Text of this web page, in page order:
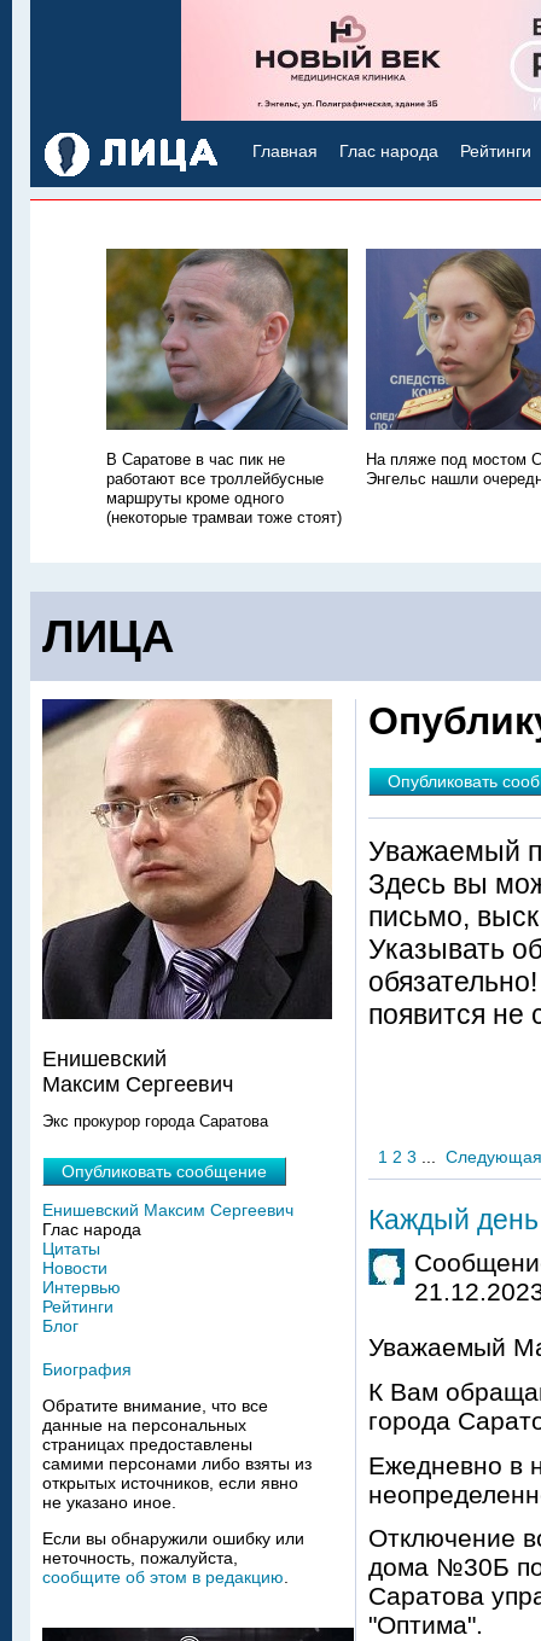
Главная Глас народа Рейтинги
В Саратове в час пик не
работают все троллейбусные
маршруты кроме одного
(некоторые трамваи тоже стоят)
На пляже под мостом
Энгельс нашли
ЛИЦА
Опубликовать
Уважаемый
Здесь вы
письмо,
Указывать
появится не
1 2 3 Следующая
Каждый день
Уважаемый
К Вам
города
Ежедневно в
Отключение
дома №30Б
Саратова
"Оптима".
Енишевский
Максим Сергеевич
Экс прокурор города Саратова
Опубликовать сообщение
Енишевский Максим Сергеевич
Глас народа
Цитаты
Новости
Интервью
Рейтинги
Блог
Биография
Обратите внимание, что все
данные на персональных
страницах предоставлены
самими персонами либо взяты из
открытых источников, если явно
не указано иное.
Если вы обнаружили ошибку или
неточность, пожалуйста,
сообщите об этом в редакцию